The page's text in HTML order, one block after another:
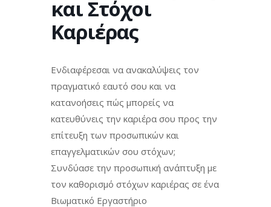
και Στόχοι
Καριέρας
Ενδιαφέρεσαι να ανακαλύψεις τον
πραγματικό εαυτό σου και να
κατανοήσεις πώς μπορείς να
κατευθύνεις την καριέρα σου προς την
επίτευξη των προσωπικών και
επαγγελματικών σου στόχων;
Συνδύασε την προσωπική ανάπτυξη με
τον καθορισμό στόχων καριέρας σε ένα
Βιωματικό Εργαστήριο